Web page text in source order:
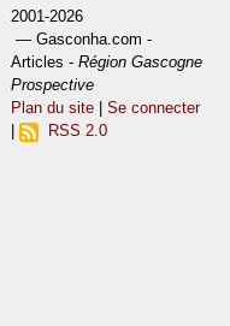
2001-2026
— Gasconha.com -
Articles -Région Gascogne
Prospective
Plan du site |Se connecter
|
RSS 2.0